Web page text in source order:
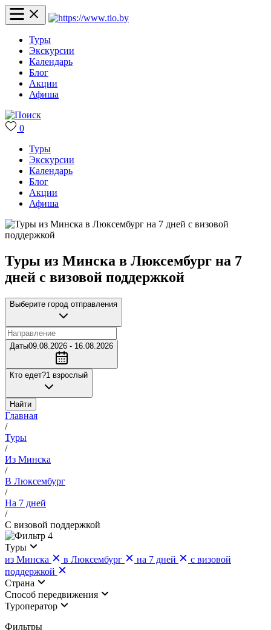
Туры
Экскурсии
Календарь
Блог
Акции
Афиша
0
Туры
Экскурсии
Календарь
Блог
Акции
Афиша
Туры из Минска в Люксембург на 7
дней с визовой поддержкой
Выберите город отправления
Даты09.08.2026 - 16.08.2026
Кто едет?1 взрослый
Найти
Главная
/
Туры
/
Из Минска
/
В Люксембург
/
На 7 дней
/
С визовой поддержкой
4
Туры
из Минска
в Люксембург на 7 дней
с визовой
поддержкой
Страна
Cпособ передвижения
Туроператор
Фильтры